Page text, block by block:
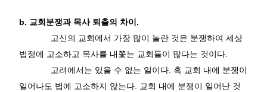
b. 교회분쟁과 목사 퇴출의 차이 .
고신의 교회에서 가장 많이 놀란 것은 분쟁하여 세상
법정에 고소하고 목사를 내쫓는 교회들이 많다는 것이다
고려에서는 있을 수 없는 일이다 혹 교회 내에 분쟁이
일어나도 법에 고소하지 않는다
교회 내에 분쟁이 일어난 것